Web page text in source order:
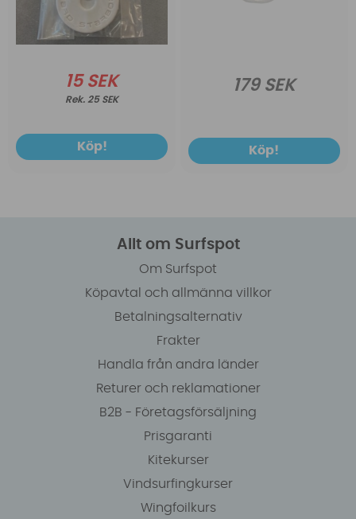
15 SEK
25 SEK
Köp!
179 SEK
Köp!
Allt om Surfspot
Om Surfspot
Köpavtal och allmänna villkor
Betalningsalternativ
Frakter
Handla från andra länder
Returer och reklamationer
B2B - Företagsförsäljning
Prisgaranti
Kitekurser
Vindsurfingkurser
Wingfoilkurs